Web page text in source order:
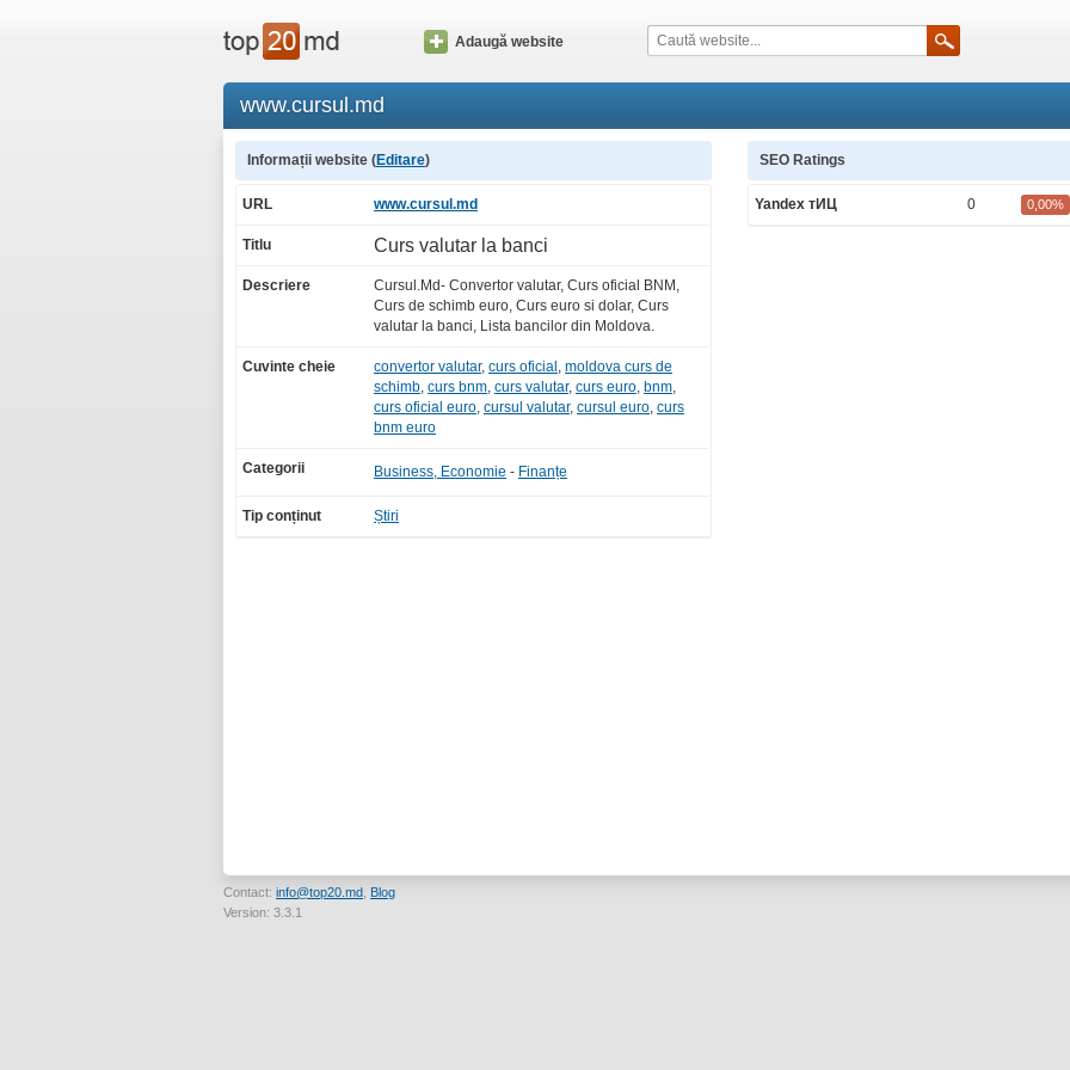
Adaugă website
www.cursul.md
Informații website (Editare)
URL www.cursul.md
Titlu Curs valutar la banci
Descriere
Cursul.Md- Convertor valutar, Curs oficial BNM,
Curs de schimb euro, Curs euro si dolar, Curs
valutar la banci, Lista bancilor din Moldova.
Cuvinte cheie convertor valutar, curs oficial , moldova curs de
schimb, curs bnm, curs valutar, curs euro, bnm,
curs oficial euro, cursul valutar, cursul euro, curs
bnm euro
Categorii Business, Economie - Finanțe
Tip conținut Știri
SEO Ratings
Yandex тИЦ 0 0,00%
Contact: info@top20.md Blog
Version: 3.3.1